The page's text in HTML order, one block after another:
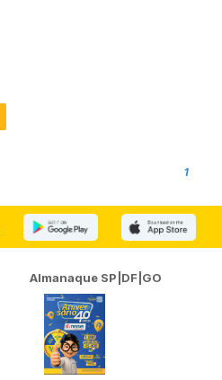
1
Almanaque SP|DF|GO